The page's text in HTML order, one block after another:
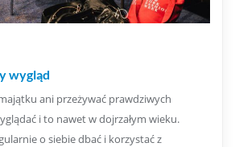
wygląd
ani przeżywać prawdziwych
i to nawet w dojrzałym wieku.
o siebie dbać i korzystać z